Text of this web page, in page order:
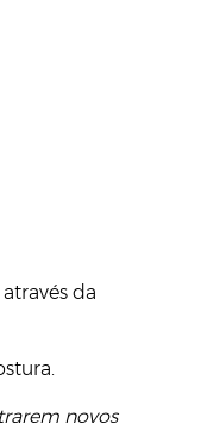
da
novos